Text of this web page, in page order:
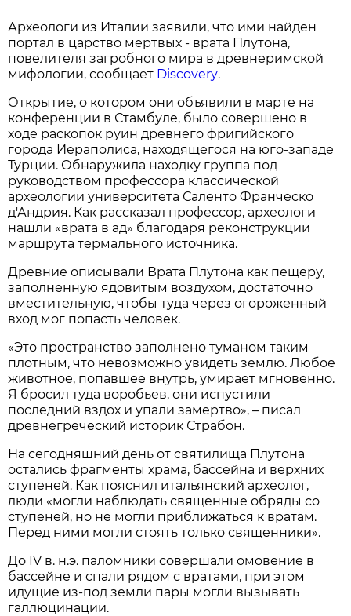
Археологи из Италии заявили, что ими найден
портал в царство мертвых - врата Плутона,
повелителя загробного мира в древнеримской
мифологии, сообщает Discovery.
Открытие, о котором они объявили в марте на
конференции в Стамбуле, было совершено в
ходе раскопок руин древнего фригийского
города Иераполиса, находящегося на юго-западе
Турции. Обнаружила находку группа под
руководством профессора классической
археологии университета Саленто Франческо
д'Андрия. Как рассказал профессор, археологи
нашли «врата в ад» благодаря реконструкции
маршрута термального источника.
Древние описывали Врата Плутона как пещеру,
заполненную ядовитым воздухом, достаточно
вместительную, чтобы туда через огороженный
вход мог попасть человек.
«Это пространство заполнено туманом таким
плотным, что невозможно увидеть землю. Любое
животное, попавшее внутрь, умирает мгновенно.
Я бросил туда воробьев, они испустили
последний вздох и упали замертво», – писал
древнегреческий историк Страбон.
На сегодняшний день от святилища Плутона
остались фрагменты храма, бассейна и верхних
ступеней. Как пояснил итальянский археолог,
люди «могли наблюдать священные обряды со
ступеней, но не могли приближаться к вратам.
Перед ними могли стоять только священники».
До IV в. н.э. паломники совершали омовение в
бассейне и спали рядом с вратами, при этом
идущие из-под земли пары могли вызывать
галлюцинации.